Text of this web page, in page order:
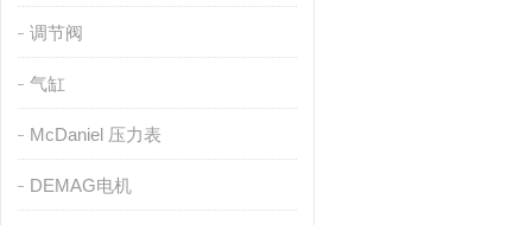
调节阀
气缸
McDaniel 压力表
DEMAG电机